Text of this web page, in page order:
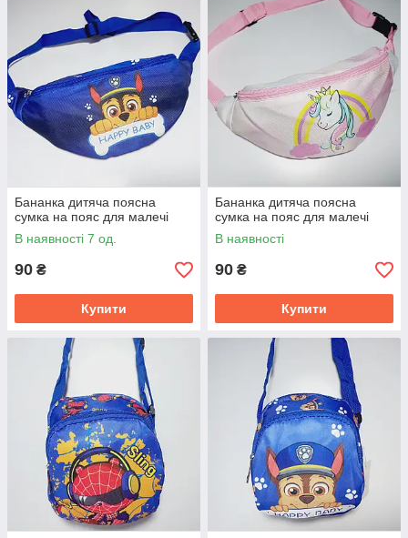
Бананка дитяча поясна
сумка на пояс для малечі
В наявності 7 од.
90 ₴
Купити
Бананка дитяча поясна
сумка на пояс для малечі
В наявності
90 ₴
Купити